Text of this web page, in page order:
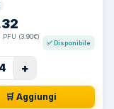
PFU (3.90€)
✅Disponibile
4 +
🛒 Aggiungi